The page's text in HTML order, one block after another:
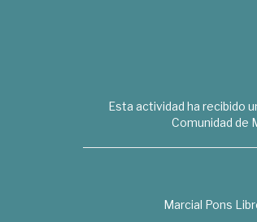
Esta actividad ha recibido
Comunidad de
Marcial Pons